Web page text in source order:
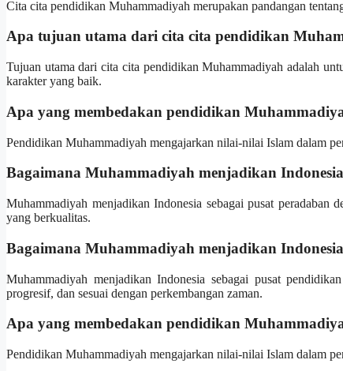
Cita cita pendidikan Muhammadiyah merupakan pandangan
Apa tujuan utama dari cita cita pendidikan
Tujuan utama dari cita cita pendidikan Muhammadiyah adalah
karakter yang baik.
Apa yang membedakan pendidikan
Pendidikan Muhammadiyah mengajarkan nilai-nilai Islam dalam
Bagaimana Muhammadiyah menjadikan
Muhammadiyah menjadikan Indonesia sebagai pusat peradaban
yang berkualitas.
Bagaimana Muhammadiyah menjadikan
Muhammadiyah menjadikan Indonesia sebagai pusat
progresif, dan sesuai dengan perkembangan zaman.
Apa yang membedakan pendidikan
Pendidikan Muhammadiyah mengajarkan nilai-nilai Islam dalam